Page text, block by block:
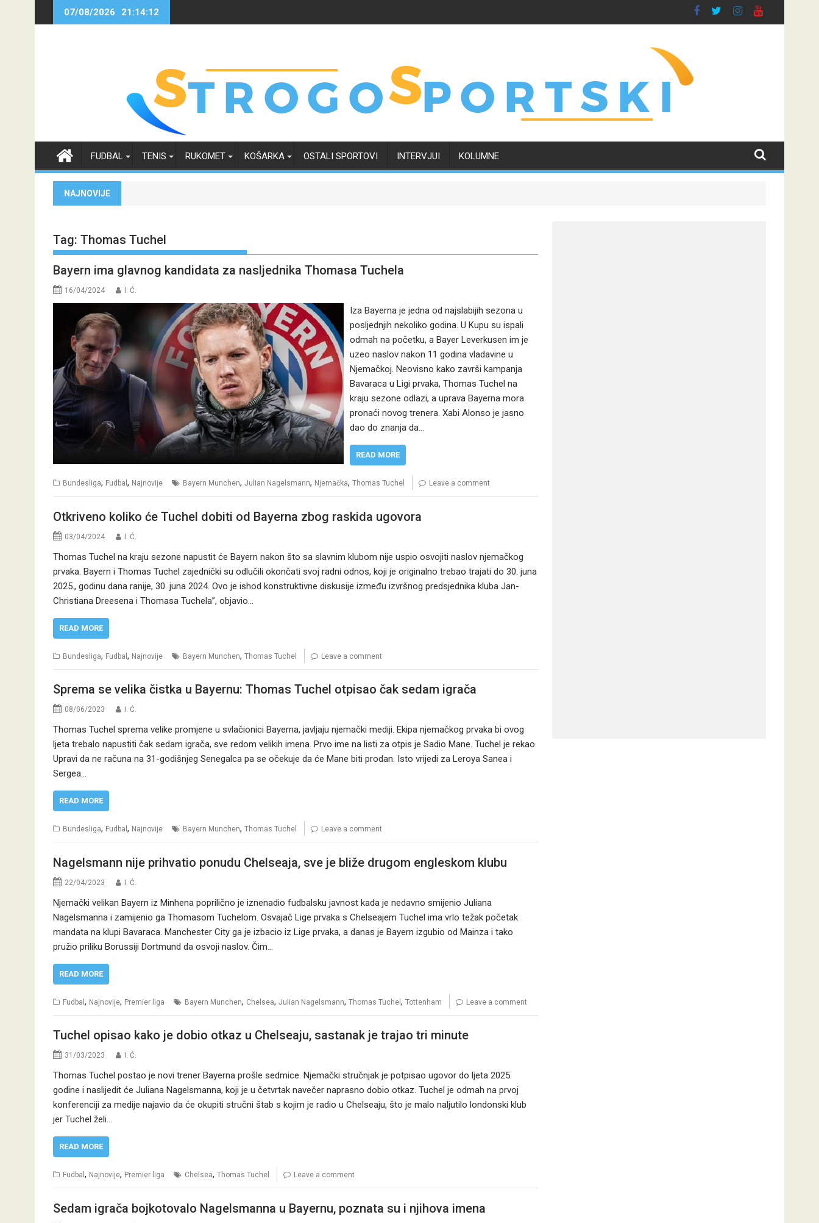
07/08/2026 21:14:13
FUDBAL TENIS RUKOMET KOŠARKA OSTALI SPORTOVI INTERVJUI KOLUMNE
NAJNOVIJE
Tag: Thomas Tuchel
Bayern ima glavnog kandidata za nasljednika Thomasa Tuchela
16/04/2024 I. Ć.
Iza Bayerna je jedna od najslabijih sezona u
posljednjih nekoliko godina. U Kupu su ispali
odmah na početku, a Bayer Leverkusen im je
uzeo naslov nakon 11 godina vladavine u
Njemačkoj. Neovisno kako završi kampanja
Bavaraca u Ligi prvaka, Thomas Tuchel na
kraju sezone odlazi, a uprava Bayerna mora
pronaći novog trenera. Xabi Alonso je jasno
dao do znanja da…
READ MORE
Bundesliga, Fudbal , Najnovije Bayern Munchen, Julian Nagelsmann, Njemačka, Thomas Tuchel Leave a comment
Otkriveno koliko će Tuchel dobiti od Bayerna zbog raskida ugovora
03/04/2024 I. Ć.
Thomas Tuchel na kraju sezone napustit će Bayern nakon što sa slavnim klubom nije uspio osvojiti naslov njemačkog
prvaka. Bayern i Thomas Tuchel zajednički su odlučili okončati svoj radni odnos, koji je originalno trebao trajati do 30. juna
2025., godinu dana ranije, 30. juna 2024. Ovo je ishod konstruktivne diskusije između izvršnog predsjednika kluba Jan-
Christiana Dreesena i Thomasa Tuchela”, objavio…
READ MORE
Bundesliga, Fudbal , Najnovije Bayern Munchen, Thomas Tuchel Leave a comment
Sprema se velika čistka u Bayernu: Thomas Tuchel otpisao čak sedam igrača
08/06/2023 I. Ć.
Thomas Tuchel sprema velike promjene u svlačionici Bayerna, javljaju njemački mediji. Ekipa njemačkog prvaka bi ovog
ljeta trebalo napustiti čak sedam igrača, sve redom velikih imena. Prvo ime na listi za otpis je Sadio Mane. Tuchel je rekao
Upravi da ne računa na 31-godišnjeg Senegalca pa se očekuje da će Mane biti prodan. Isto vrijedi za Leroya Sanea i
Sergea…
READ MORE
Bundesliga, Fudbal , Najnovije Bayern Munchen, Thomas Tuchel Leave a comment
Nagelsmann nije prihvatio ponudu Chelseaja, sve je bliže drugom engleskom klubu
22/04/2023 I. Ć.
Njemački velikan Bayern iz Minhena poprilično je iznenadio fudbalsku javnost kada je nedavno smijenio Juliana
Nagelsmanna i zamijenio ga Thomasom Tuchelom. Osvajač Lige prvaka s Chelseajem Tuchel ima vrlo težak početak
mandata na klupi Bavaraca. Manchester City ga je izbacio iz Lige prvaka, a danas je Bayern izgubio od Mainza i tako
pružio priliku Borussiji Dortmund da osvoji naslov. Čim…
READ MORE
Fudbal , Najnovije, Premier liga Bayern Munchen, Chelsea, Julian Nagelsmann, Thomas Tuchel , Tottenham Leave a comment
Tuchel opisao kako je dobio otkaz u Chelseaju, sastanak je trajao tri minute
31/03/2023 I. Ć.
Thomas Tuchel postao je novi trener Bayerna prošle sedmice. Njemački stručnjak je potpisao ugovor do ljeta 2025.
godine i naslijedit će Juliana Nagelsmanna, koji je u četvrtak navečer naprasno dobio otkaz. Tuchel je odmah na prvoj
konferenciji za medije najavio da će okupiti stručni štab s kojim je radio u Chelseaju, što je malo naljutilo londonski klub
jer Tuchel želi…
READ MORE
Fudbal , Najnovije, Premier liga Chelsea, Thomas Tuchel Leave a comment
Sedam igrača bojkotovalo Nagelsmanna u Bayernu, poznata su i njihova imena